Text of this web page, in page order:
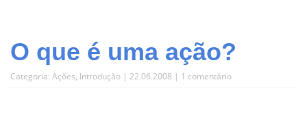
O que é uma ação?
Categoria: Ações, Introdução | 22.06.2008 | 1 comentário